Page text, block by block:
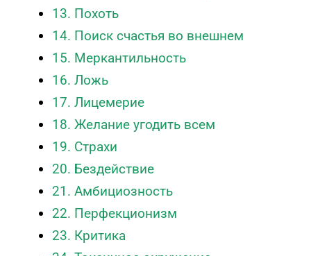
13. Похоть
14. Поиск счастья во внешнем
15. Меркантильность
16. Ложь
17. Лицемерие
18. Желание угодить всем
19. Страхи
20. Бездействие
21. Амбициозность
22. Перфекционизм
23. Критика